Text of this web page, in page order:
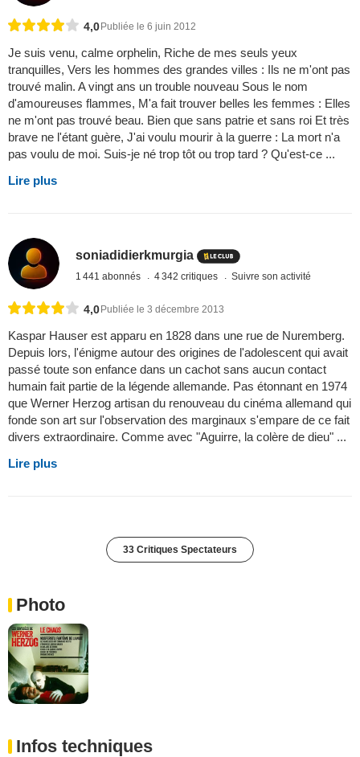
4,0Publiée le 6 juin 2012
Je suis venu, calme orphelin, Riche de mes seuls yeux
tranquilles, Vers les hommes des grandes villes : Ils ne m'ont pas
trouvé malin. A vingt ans un trouble nouveau Sous le nom
d'amoureuses flammes, M'a fait trouver belles les femmes : Elles
ne m'ont pas trouvé beau. Bien que sans patrie et sans roi Et très
brave ne l'étant guère, J'ai voulu mourir à la guerre : La mort n'a
pas voulu de moi. Suis-je né trop tôt ou trop tard ? Qu'est-ce ...
Lire plus
soniadidierkmurgia
1 441 abonnés 4 342 critiques Suivre son activité
4,0 Publiée le 3 décembre 2013
Kaspar Hauser est apparu en 1828 dans une rue de Nuremberg.
Depuis lors, l'énigme autour des origines de l'adolescent qui avait
passé toute son enfance dans un cachot sans aucun contact
humain fait partie de la légende allemande. Pas étonnant en 1974
que Werner Herzog artisan du renouveau du cinéma allemand qui
fonde son art sur l'observation des marginaux s'empare de ce fait
divers extraordinaire. Comme avec "Aguirre, la colère de dieu" ...
Lire plus
33 Critiques Spectateurs
Photo
Infos techniques